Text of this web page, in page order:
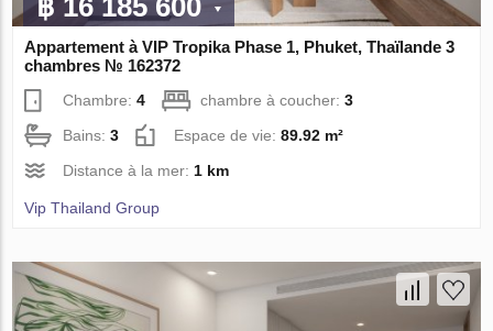
Appartement à VIP Tropika Phase 1, Phuket, Thaïlande 3
chambres № 162372
Chambre:4 chambre à coucher:3
Bains:3 Espace de vie:89.92 m²
Distance à la mer: 1 km
Vip Thailand Group